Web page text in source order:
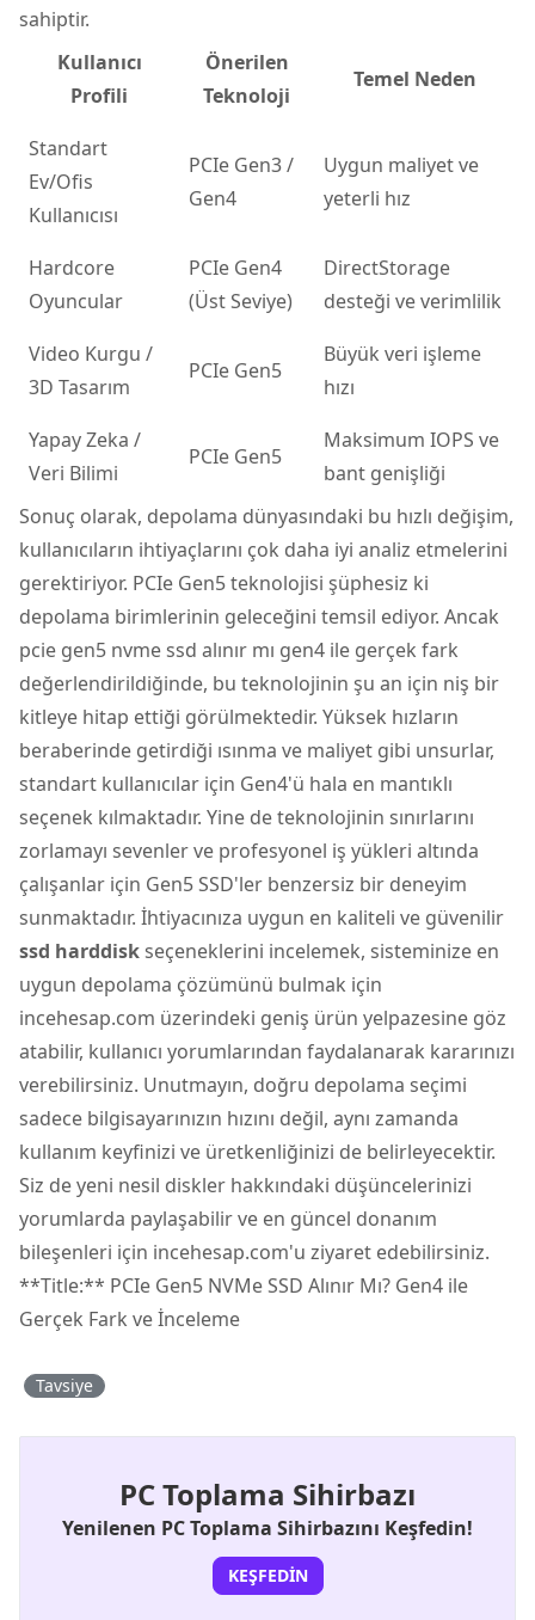
sahiptir.
Kullanıcı
Profili
Önerilen
Teknoloji
Temel Neden
Standart
Ev/Ofis
Kullanıcısı
PCIe Gen3 /
Gen4
Uygun maliyet ve
yeterli hız
Hardcore
Oyuncular
PCIe Gen4
(Üst Seviye)
DirectStorage
desteği ve verimlilik
Video Kurgu /
3D Tasarım
PCIe Gen5
Büyük veri işleme
hızı
Yapay Zeka /
Veri Bilimi
PCIe Gen5
Maksimum IOPS ve
bant genişliği
Sonuç olarak, depolama dünyasındaki bu hızlı değişim,
kullanıcıların ihtiyaçlarını çok daha iyi analiz etmelerini
gerektiriyor. PCIe Gen5 teknolojisi şüphesiz ki
depolama birimlerinin geleceğini temsil ediyor. Ancak
pcie gen5 nvme ssd alınır mı gen4 ile gerçek fark
değerlendirildiğinde, bu teknolojinin şu an için niş bir
kitleye hitap ettiği görülmektedir. Yüksek hızların
beraberinde getirdiği ısınma ve maliyet gibi unsurlar,
standart kullanıcılar için Gen4'ü hala en mantıklı
seçenek kılmaktadır. Yine de teknolojinin sınırlarını
zorlamayı sevenler ve profesyonel iş yükleri altında
çalışanlar için Gen5 SSD'ler benzersiz bir deneyim
sunmaktadır. İhtiyacınıza uygun en kaliteli ve güvenilir
ssd harddiskseçeneklerini incelemek, sisteminize en
uygun depolama çözümünü bulmak için
incehesap.com üzerindeki geniş ürün yelpazesine göz
atabilir, kullanıcı yorumlarından faydalanarak kararınızı
verebilirsiniz. Unutmayın, doğru depolama seçimi
sadece bilgisayarınızın hızını değil, aynı zamanda
kullanım keyfinizi ve üretkenliğinizi de belirleyecektir.
Siz de yeni nesil diskler hakkındaki düşüncelerinizi
yorumlarda paylaşabilir ve en güncel donanım
bileşenleri için incehesap.com'u ziyaret edebilirsiniz.
**Title:** PCIe Gen5 NVMe SSD Alınır Mı? Gen4 ile
Gerçek Fark ve İnceleme
Tavsiye
PC Toplama Sihirbazı
Yenilenen PC Toplama Sihirbazını Keşfedin!
KEŞFEDIN